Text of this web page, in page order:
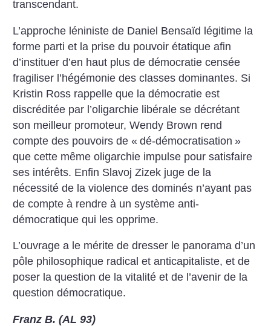
transcendant.
L’approche léniniste de Daniel Bensaïd légitime la
forme parti et la prise du pouvoir étatique afin
d’instituer d’en haut plus de démocratie censée
fragiliser l’hégémonie des classes dominantes. Si
Kristin Ross rappelle que la démocratie est
discréditée par l’oligarchie libérale se décrétant
son meilleur promoteur, Wendy Brown rend
compte des pouvoirs de « dé-démocratisation »
que cette même oligarchie impulse pour satisfaire
ses intérêts. Enfin Slavoj Zizek juge de la
nécessité de la violence des dominés n’ayant pas
de compte à rendre à un système anti-
démocratique qui les opprime.
L’ouvrage a le mérite de dresser le panorama d’un
pôle philosophique radical et anticapitaliste, et de
poser la question de la vitalité et de l’avenir de la
question démocratique.
Franz B. (AL 93)